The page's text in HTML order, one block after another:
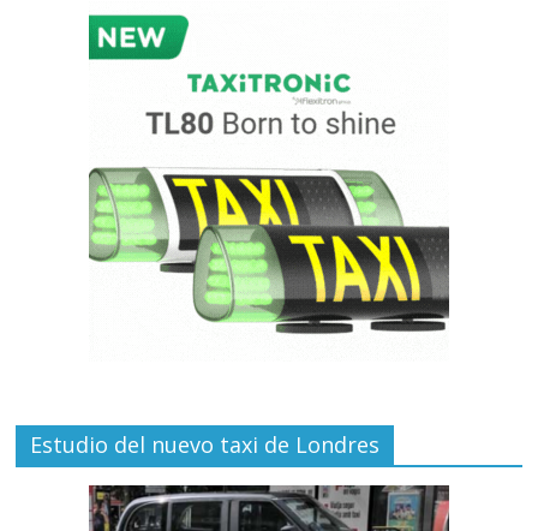
Estudio del nuevo taxi de Londres